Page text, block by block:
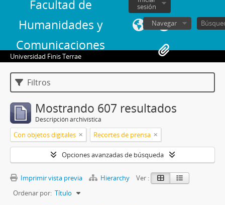
Facultad de
Humanidades y
Comunicaciones
sesión
Navegar
Universidad Finis Terrae
Filtros
Mostrando 607 resultados
Descripción archivística
Con objetos digitales Recortes de prensa
Opciones avanzadas de búsqueda
Imprimir vista previa Hierarchy
Ver :
Ordenar por: Título